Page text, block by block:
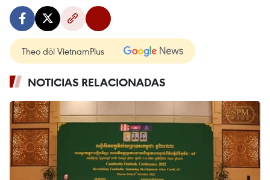
Theo dõi VietnamPlus
NOTICIAS RELACIONADAS